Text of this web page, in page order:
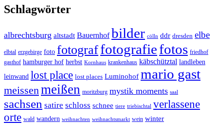
Schlagwörter
albrechtsburg altstadt Bauernhof bilder cölln ddr dresden elbe
elbtal erzgebirge foto fotograffotografiefotos friedhof
gasthof hamburger hof herbst Kornhaus krankenhaus käbschütztal landleben
leinwand lost place lost places Luminohof mario gast
meissen meißen moritzburg mystik moments saal
sachsen satire schloss schnee tiere triebischtal verlassene
orte wald wandern weihnachten weihnachtsmarkt wein winter